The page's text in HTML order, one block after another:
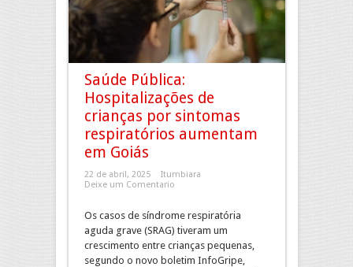
Saúde Pública:
Hospitalizações de
crianças por sintomas
respiratórios aumentam
em Goiás
22 de abril, 2025
Itumbiara
Deixe um Comentario
Os casos de síndrome respiratória
aguda grave (SRAG) tiveram um
crescimento entre crianças pequenas,
segundo o novo boletim InfoGripe,